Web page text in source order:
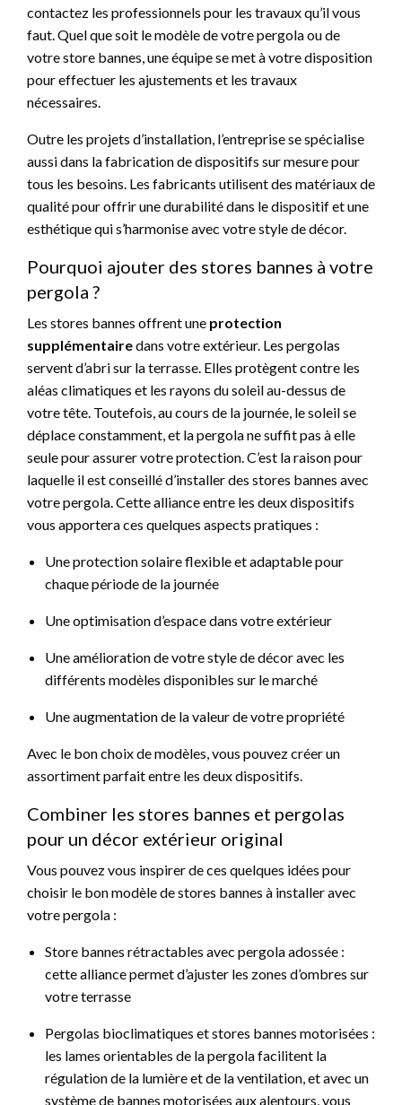
contactez les professionnels pour les travaux qu’il vous
faut. Quel que soit le modèle de votre pergola ou de
votre store bannes, une équipe se met à votre disposition
pour effectuer les ajustements et les travaux
nécessaires.
Outre les projets d’installation, l’entreprise se spécialise
aussi dans la fabrication de dispositifs sur mesure pour
tous les besoins. Les fabricants utilisent des matériaux de
qualité pour offrir une durabilité dans le dispositif et une
esthétique qui s’harmonise avec votre style de décor.
Pourquoi ajouter des stores bannes à votre
pergola ?
Les stores bannes offrent une protection
supplémentairedans votre extérieur. Les pergolas
servent d’abri sur la terrasse. Elles protègent contre les
aléas climatiques et les rayons du soleil au-dessus de
votre tête. Toutefois, au cours de la journée, le soleil se
déplace constamment, et la pergola ne suffit pas à elle
seule pour assurer votre protection. C’est la raison pour
laquelle il est conseillé d’installer des stores bannes avec
votre pergola. Cette alliance entre les deux dispositifs
vous apportera ces quelques aspects pratiques :
Une protection solaire flexible et adaptable pour
chaque période de la journée
Une optimisation d’espace dans votre extérieur
Une amélioration de votre style de décor avec les
différents modèles disponibles sur le marché
Une augmentation de la valeur de votre propriété
Avec le bon choix de modèles, vous pouvez créer un
assortiment parfait entre les deux dispositifs.
Combiner les stores bannes et pergolas
pour un décor extérieur original
Vous pouvez vous inspirer de ces quelques idées pour
choisir le bon modèle de stores bannes à installer avec
votre pergola :
Store bannes rétractables avec pergola adossée :
cette alliance permet d’ajuster les zones d’ombres sur
votre terrasse
Pergolas bioclimatiques et stores bannes motorisées :
les lames orientables de la pergola facilitent la
régulation de la lumière et de la ventilation, et avec un
système de bannes motorisées aux alentours, vous